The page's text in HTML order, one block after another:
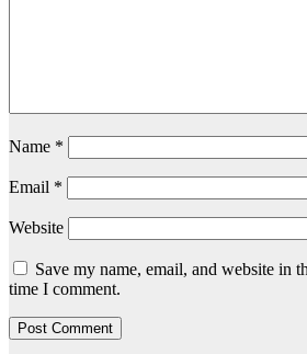
Name *
Email *
Website
Save my name, email, and website in
time I comment.